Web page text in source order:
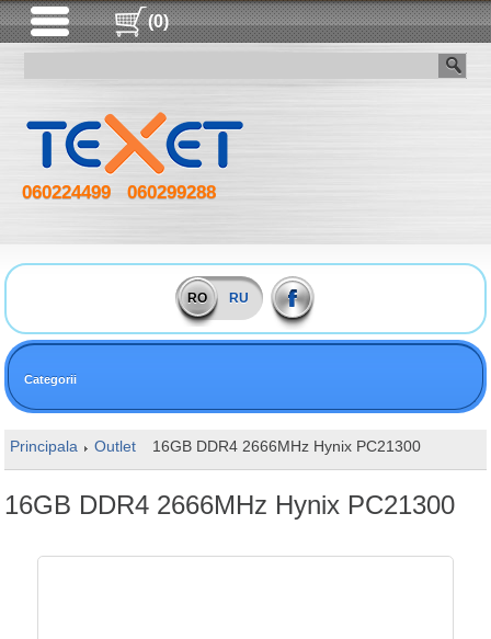
(0)
060224499 060299288
RO RU
Categorii
Principala Outlet 16GB DDR4 2666MHz Hynix PC21300
16GB DDR4 2666MHz Hynix PC21300